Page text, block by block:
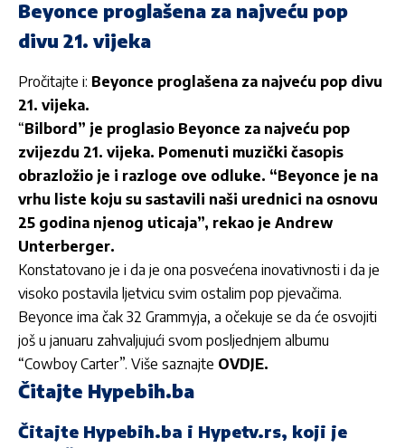
Beyonce proglašena za najveću pop
divu 21. vijeka
Pročitajte i: Beyonce proglašena za najveću pop divu
21. vijeka.
“Bilbord” je proglasio Beyonce za najveću pop
zvijezdu 21. vijeka. Pomenuti muzički časopis
obrazložio je i razloge ove odluke. “Beyonce je na
vrhu liste koju su sastavili naši urednici na osnovu
25 godina njenog uticaja”, rekao je Andrew
Unterberger.
Konstatovano je i da je ona posvećena inovativnosti i da je
visoko postavila ljetvicu svim ostalim pop pjevačima.
Beyonce ima čak 32 Grammyja, a očekuje se da će osvojiti
još u januaru zahvaljujući svom posljednjem albumu
“Cowboy Carter”. Više saznajte OVDJE.
Čitajte Hypebih.ba
Čitajte Hypebih.ba i Hypetv.rs, koji je